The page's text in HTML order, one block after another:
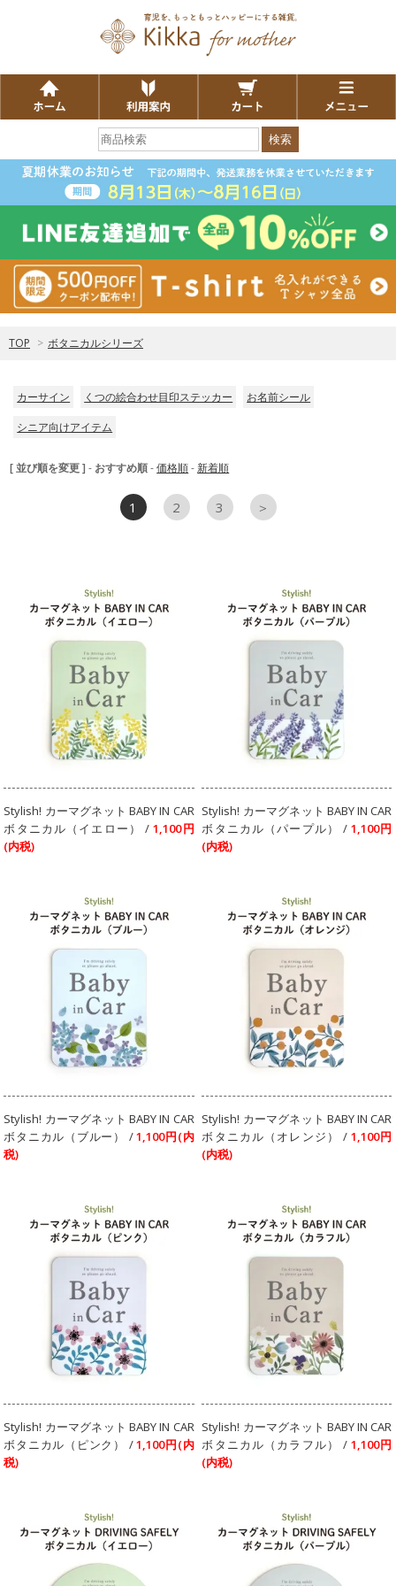
検索
TOP > ボタニカルシリーズ
カーサイン くつの絵合わせ目印ステッカー
お名前シール
シニア向けアイテム
[ 並び順を変更 ] - おすすめ順-価格順-新着順
1 2 3 ＞
Stylish! カーマグネット BABY IN CAR
ボタニカル（イエロー） /1,100円
(内税)
Stylish! カーマグネット BABY IN CAR
ボタニカル（パープル） /1,100円
(内税)
Stylish! カーマグネット BABY IN CAR
ボタニカル（ブルー） /1,100円(内
税)
Stylish! カーマグネット BABY IN CAR
ボタニカル（オレンジ） /1,100円
(内税)
Stylish! カーマグネット BABY IN CAR
ボタニカル（ピンク） /1,100円(内
税)
Stylish! カーマグネット BABY IN CAR
ボタニカル（カラフル） /1,100円
(内税)